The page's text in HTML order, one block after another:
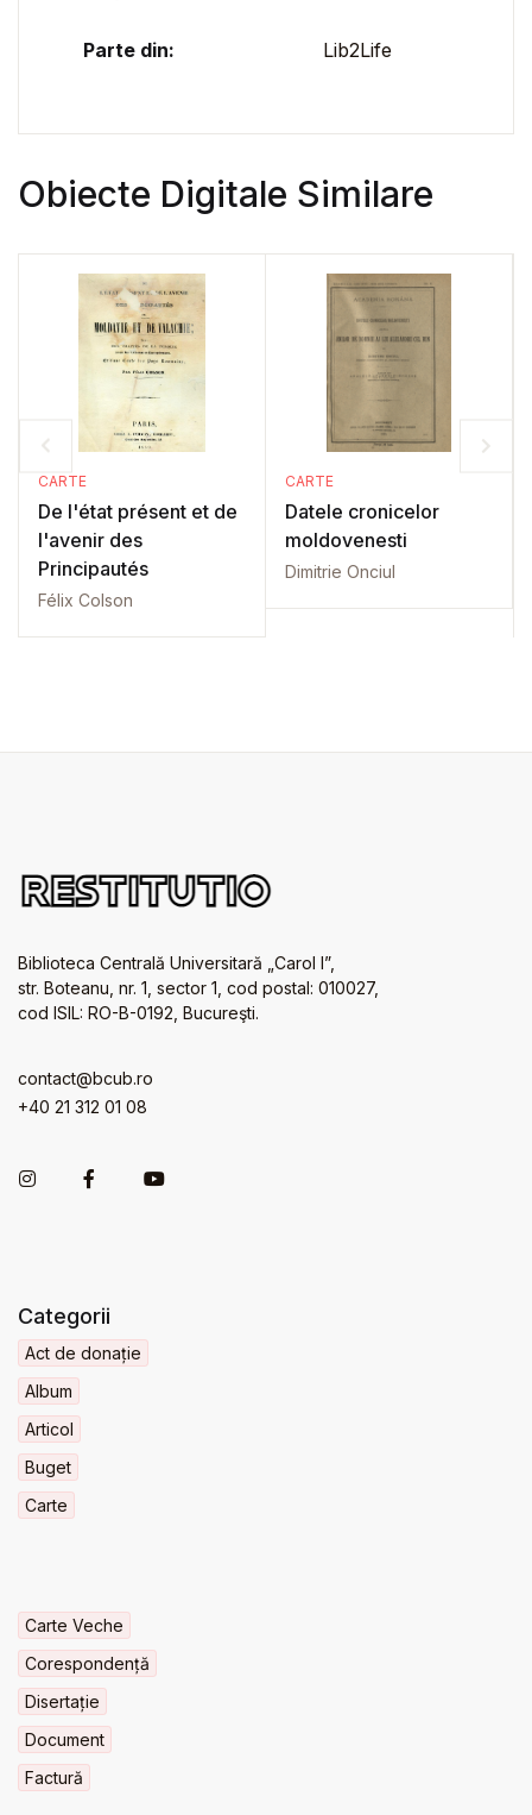
Parte din: Lib2Life
Obiecte Digitale Similare
CARTE
De l'état présent et de
l'avenir des
Principautés
Félix Colson
CARTE
Datele cronicelor
moldovenesti
Dimitrie Onciul
Biblioteca Centrală Universitară „Carol I”,
str. Boteanu, nr. 1, sector 1, cod postal: 010027,
cod ISIL: RO-B-0192, Bucureşti.
contact@bcub.ro
+40 21 312 01 08
Categorii
Act de donație
Album
Articol
Buget
Carte
Carte Veche
Corespondență
Disertație
Document
Factură